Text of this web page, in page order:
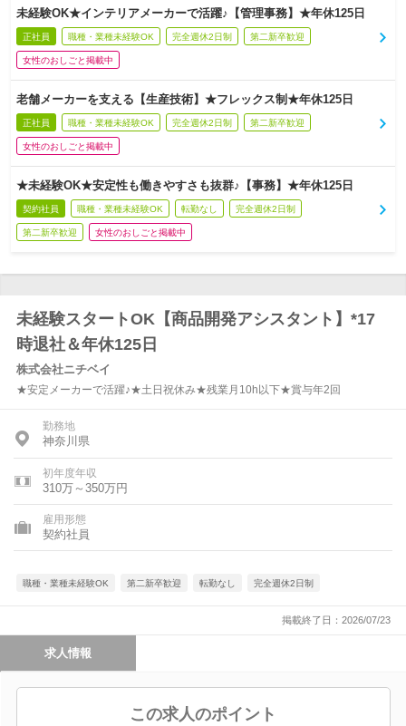
未経験OK★インテリアメーカーで活躍♪【管理事務】★年休125日
正社員 職種・業種未経験OK 完全週休2日制 第二新卒歓迎
女性のおしごと掲載中
老舗メーカーを支える【生産技術】★フレックス制★年休125日
正社員 職種・業種未経験OK 完全週休2日制 第二新卒歓迎
女性のおしごと掲載中
★未経験OK★安定性も働きやすさも抜群♪【事務】★年休125日
契約社員 職種・業種未経験OK 転勤なし 完全週休2日制
第二新卒歓迎 女性のおしごと掲載中
未経験スタートOK【商品開発アシスタント】*17
時退社＆年休125日
株式会社ニチベイ
★安定メーカーで活躍♪★土日祝休み★残業月10h以下★賞与年2回
勤務地
神奈川県
初年度年収
310万～350万円
雇用形態
契約社員
職種・業種未経験OK 第二新卒歓迎 転勤なし 完全週休2日制
掲載終了日：2026/07/23
求人情報
この求人のポイント